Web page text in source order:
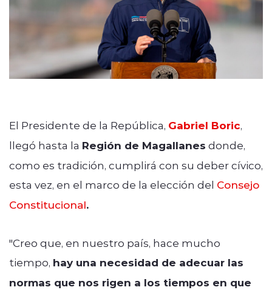
El Presidente de la República, Gabriel Boric,
llegó hasta la Región de Magallanes donde,
como es tradición, cumplirá con su deber cívico,
esta vez, en el marco de la elección del Consejo
Constitucional.
"Creo que, en nuestro país, hace mucho
tiempo, hay una necesidad de adecuar las
normas que nos rigen a los tiempos en que